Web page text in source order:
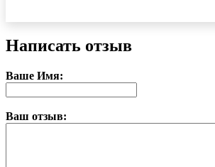
Написать отзыв
Ваше Имя:
Ваш отзыв: